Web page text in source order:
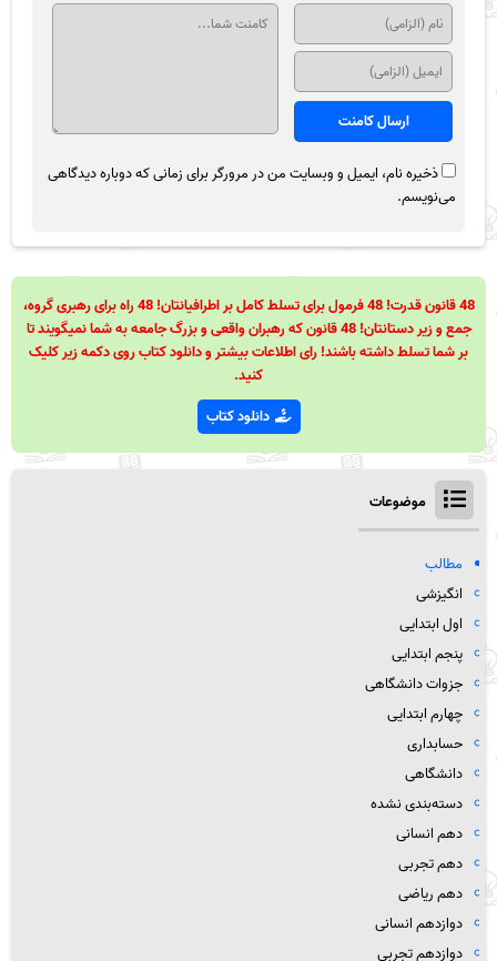
ذخیره نام، ایمیل و وبسایت من در مرورگر برای زمانی که دوباره دیدگاهی
می‌نویسم.
48 قانون قدرت! 48 فرمول برای تسلط کامل بر اطرافیانتان! 48 راه برای رهبری گروه،
جمع و زیر دستانتان! 48 قانون که رهبران واقعی و بزرگ جامعه به شما نمیگویند تا
بر شما تسلط داشته باشند! رای اطلاعات بیشتر و دانلود کتاب روی دکمه زیر کلیک
کنید.
دانلود کتاب
موضوعات
مطالب
انگیزشی
اول ابتدایی
پنجم ابتدایی
جزوات دانشگاهی
چهارم ابتدایی
حسابداری
دانشگاهی
دسته‌بندی نشده
دهم انسانی
دهم تجربی
دهم ریاضی
دوازدهم انسانی
دوازدهم تجربی